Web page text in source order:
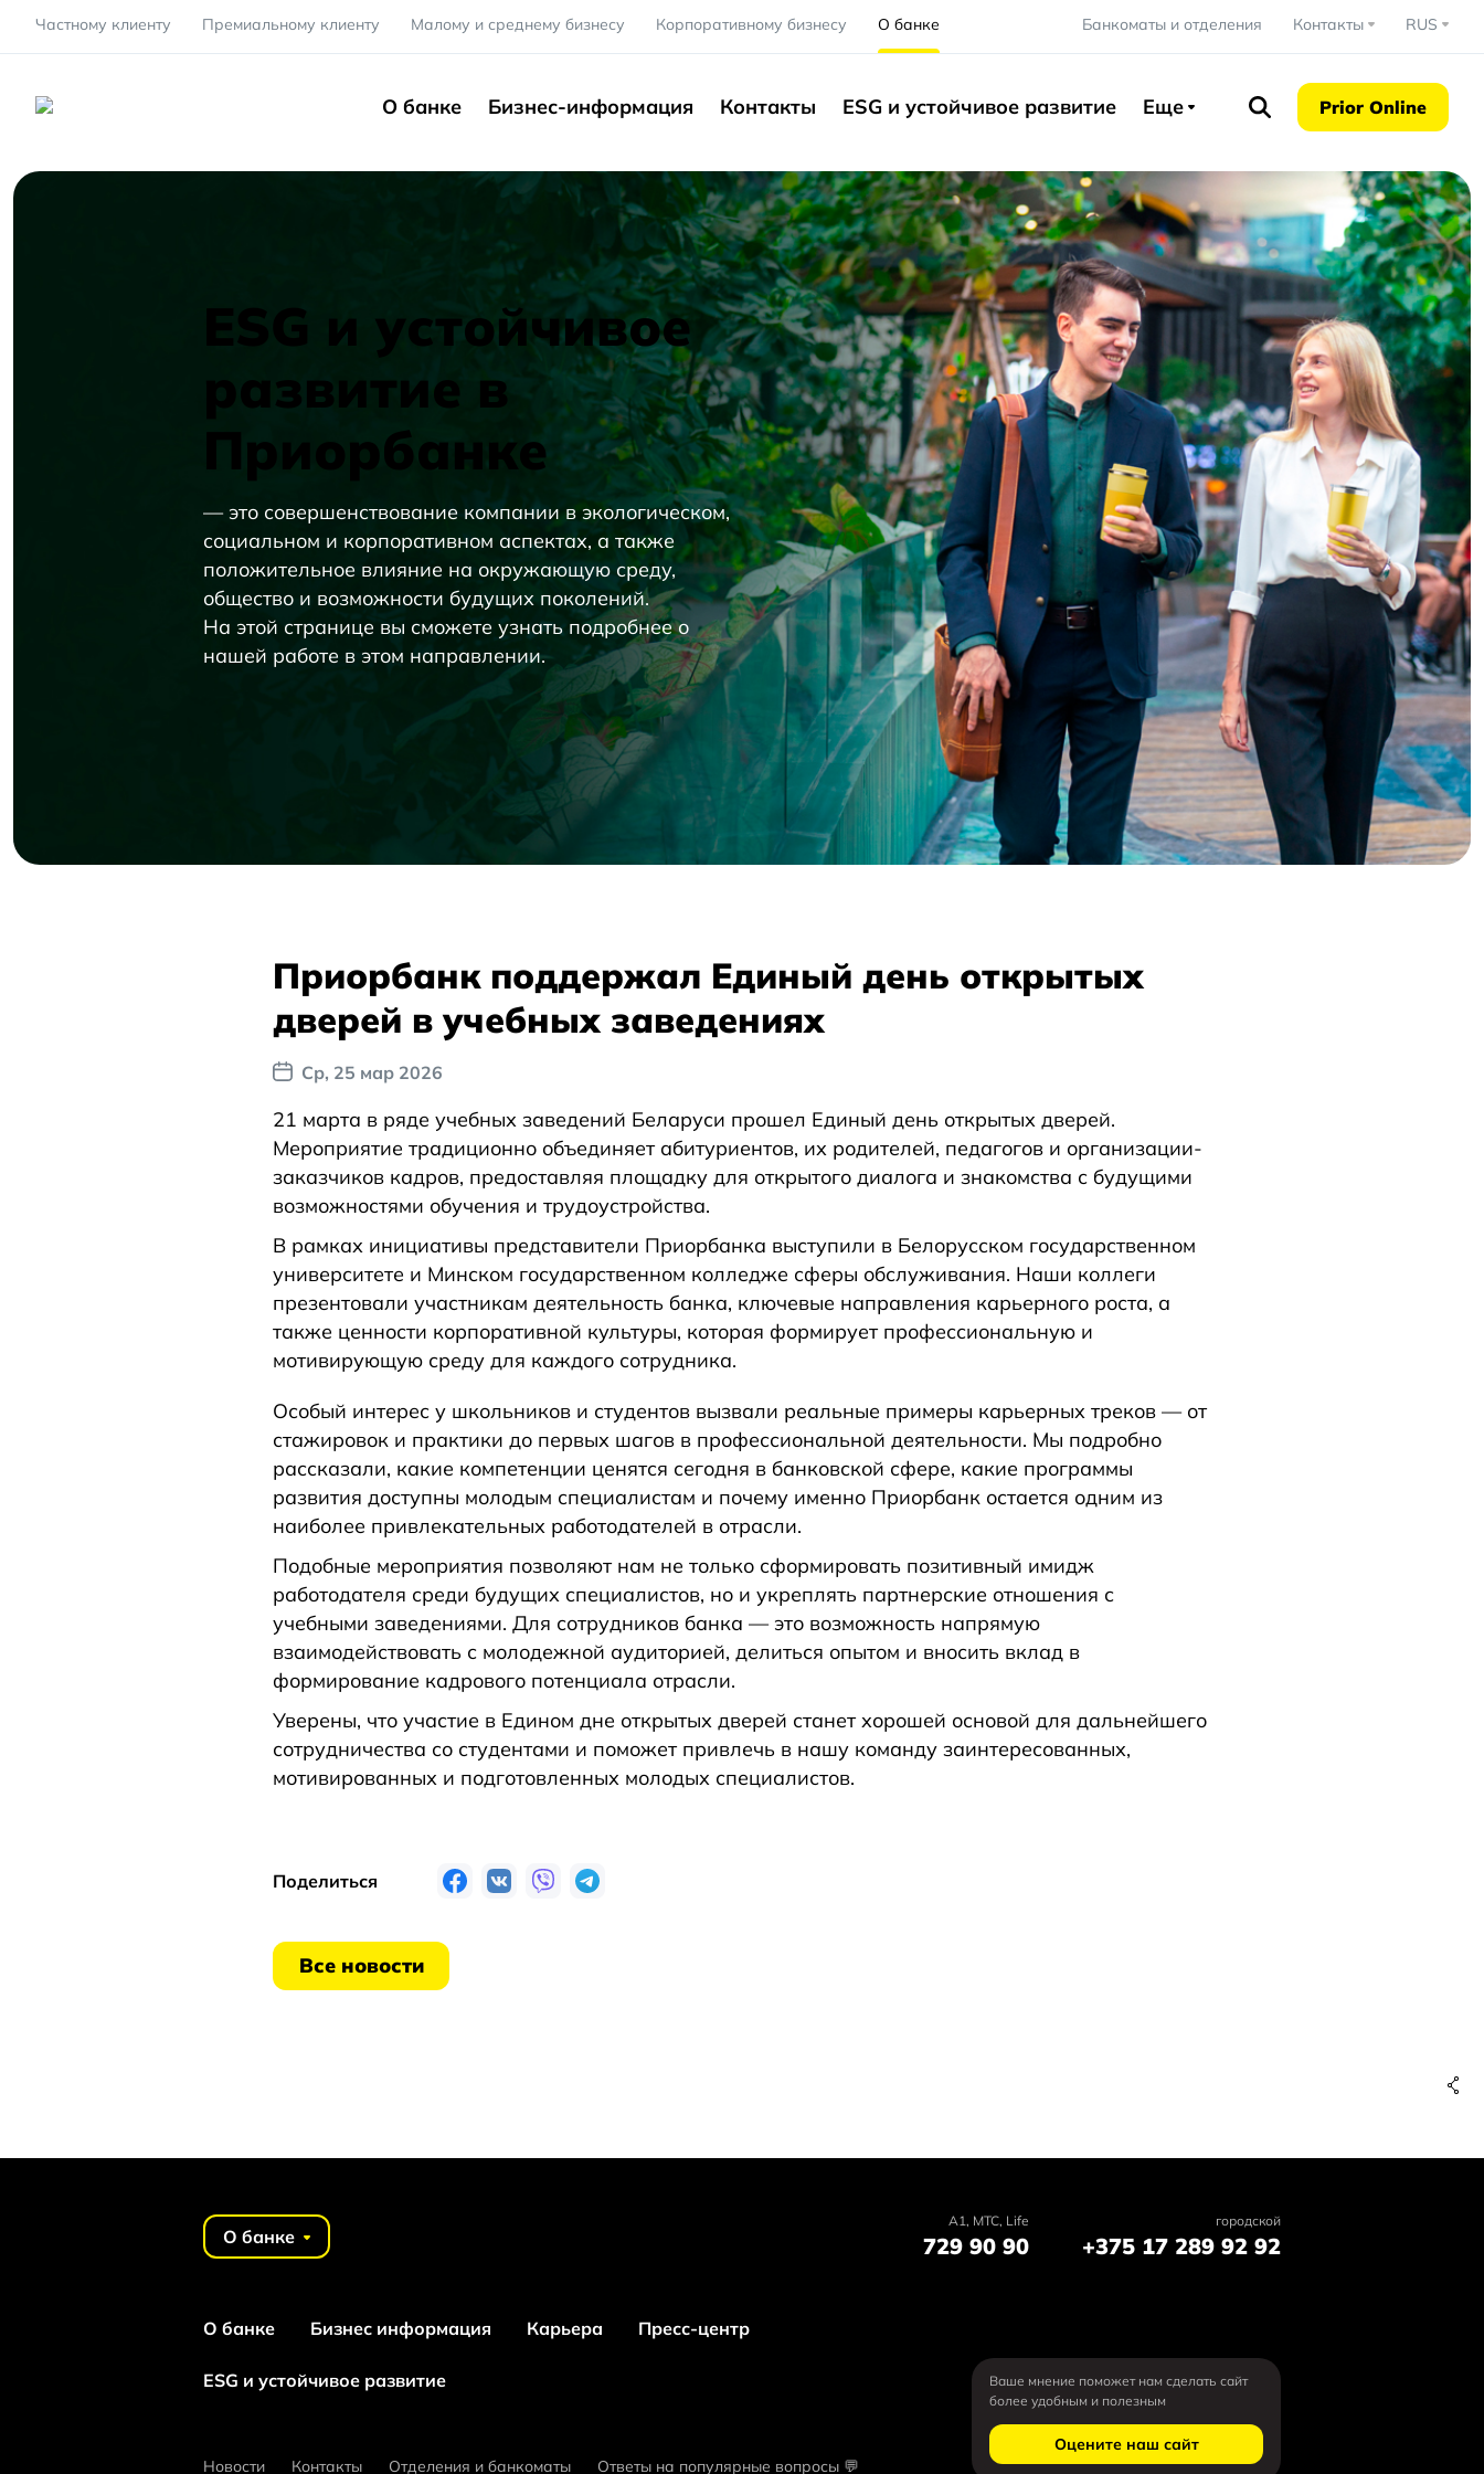
Частному клиенту Премиальному клиенту Малому и среднему бизнесу Корпоративному бизнесу О банке Банкоматы и отделения Контакты RUS
О банке Бизнес-информация Контакты ESG и устойчивое развитие Еще Prior Online
ESG и устойчивое
развитие в
Приорбанке
— это совершенствование компании в экологическом,
социальном и корпоративном аспектах, а также
положительное влияние на окружающую среду,
общество и возможности будущих поколений.
На этой странице вы сможете узнать подробнее о
нашей работе в этом направлении.
Приорбанк поддержал Единый день открытых
дверей в учебных заведениях
Ср, 25 мар 2026
21 марта в ряде учебных заведений Беларуси прошел Единый день открытых дверей.
Мероприятие традиционно объединяет абитуриентов, их родителей, педагогов и организации-
заказчиков кадров, предоставляя площадку для открытого диалога и знакомства с будущими
возможностями обучения и трудоустройства.
В рамках инициативы представители Приорбанка выступили в Белорусском государственном
университете и Минском государственном колледже сферы обслуживания. Наши коллеги
презентовали участникам деятельность банка, ключевые направления карьерного роста, а
также ценности корпоративной культуры, которая формирует профессиональную и
мотивирующую среду для каждого сотрудника.
Особый интерес у школьников и студентов вызвали реальные примеры карьерных треков — от
стажировок и практики до первых шагов в профессиональной деятельности. Мы подробно
рассказали, какие компетенции ценятся сегодня в банковской сфере, какие программы
развития доступны молодым специалистам и почему именно Приорбанк остается одним из
наиболее привлекательных работодателей в отрасли.
Подобные мероприятия позволяют нам не только сформировать позитивный имидж
работодателя среди будущих специалистов, но и укреплять партнерские отношения с
учебными заведениями. Для сотрудников банка — это возможность напрямую
взаимодействовать с молодежной аудиторией, делиться опытом и вносить вклад в
формирование кадрового потенциала отрасли.
Уверены, что участие в Едином дне открытых дверей станет хорошей основой для дальнейшего
сотрудничества со студентами и поможет привлечь в нашу команду заинтересованных,
мотивированных и подготовленных молодых специалистов.
Поделиться
Все новости
О банке
А1, MTC, Life
729 90 90
городской
+375 17 289 92 92
О банке Бизнес информация Карьера Пресс-центр
ESG и устойчивое развитие
Новости Контакты Отделения и банкоматы Ответы на популярные вопросы 💬
Ваше мнение поможет нам сделать сайт
более удобным и полезным
Оцените наш сайт